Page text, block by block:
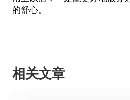
的舒心。
相关文章